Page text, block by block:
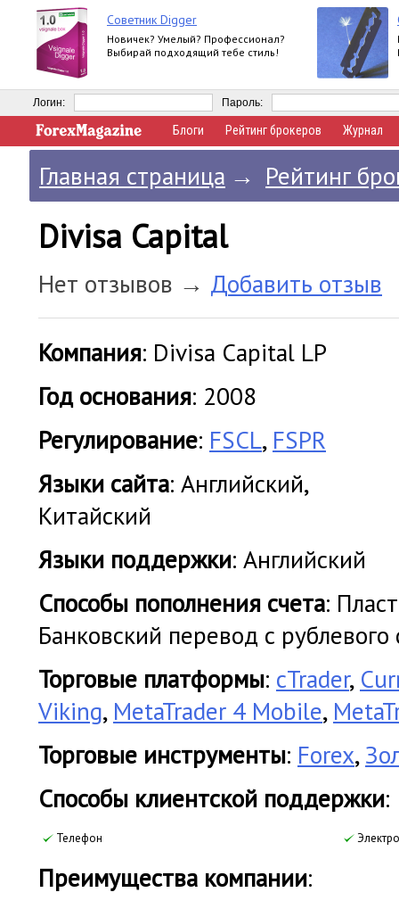
Советник Digger
Новичек? Умелый? Профессионал?
Выбирай подходящий тебе стиль!
Логин: Пароль:
Блоги Рейтинг брокеров Журнал
Главная страница → Рейтинг
Divisa Capital
Нет отзывов → Добавить отзыв
Компания: Divisa Capital LP
Год основания: 2008
Регулирование: FSCL, FSPR
Языки сайта: Английский,
Китайский
Языки поддержки: Английский
Cпособы пополнения счета:
Банковский перевод с рублевого
Торговые платформы: cTrader,
Viking, MetaTrader 4 Mobile,
Торговые инструменты: Forex,
Cпособы клиентской поддержки:
Телефон
Преимущества компании: